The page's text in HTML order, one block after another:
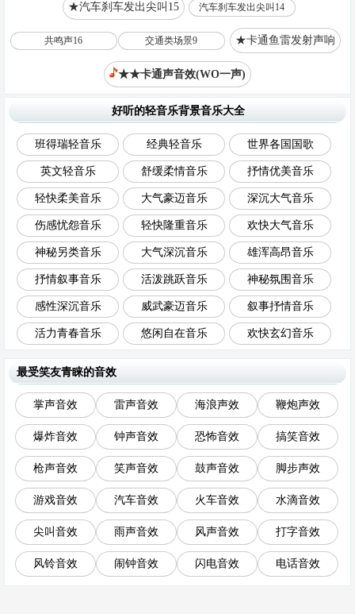
★汽车刹车发出尖叫15 汽车刹车发出尖叫14
共鸣声16 交通类场景9 ★卡通鱼雷发射声响
★★卡通声音效(WO一声)
好听的轻音乐背景音乐大全
班得瑞轻音乐 经典轻音乐 世界各国国歌
英文轻音乐 舒缓柔情音乐 抒情优美音乐
轻快柔美音乐 大气豪迈音乐 深沉大气音乐
伤感忧怨音乐 轻快隆重音乐 欢快大气音乐
神秘另类音乐 大气深沉音乐 雄浑高昂音乐
抒情叙事音乐 活泼跳跃音乐 神秘氛围音乐
感性深沉音乐 威武豪迈音乐 叙事抒情音乐
活力青春音乐 悠闲自在音乐 欢快玄幻音乐
最受笑友青睐的音效
掌声音效 雷声音效 海浪声效 鞭炮声效
爆炸音效 钟声音效 恐怖音效 搞笑音效
枪声音效 笑声音效 鼓声音效 脚步声效
游戏音效 汽车音效 火车音效 水滴音效
尖叫音效 雨声音效 风声音效 打字音效
风铃音效 闹钟音效 闪电音效 电话音效